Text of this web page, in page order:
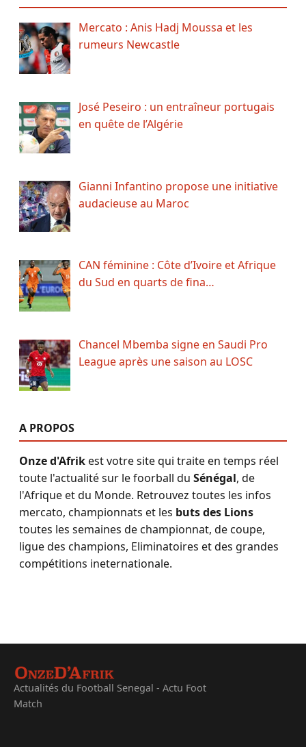
Mercato : Anis Hadj Moussa et les
rumeurs Newcastle
José Peseiro : un entraîneur portugais
en quête de l’Algérie
Gianni Infantino propose une initiative
audacieuse au Maroc
CAN féminine : Côte d’Ivoire et Afrique
du Sud en quarts de fina…
Chancel Mbemba signe en Saudi Pro
League après une saison au LOSC
A PROPOS
Onze d'Afrikest votre site qui traite en temps réel
toute l'actualité sur le foorball du Sénégal, de
l'Afrique et du Monde. Retrouvez toutes les infos
mercato, championnats et les buts des Lions
toutes les semaines de championnat, de coupe,
ligue des champions, Eliminatoires et des grandes
compétitions ineternationale.
Actualités du Football Senegal - Actu Foot
Match